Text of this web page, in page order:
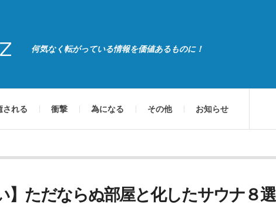
何気なく転がっている情報を価値あるものに！
される 衝撃 為になる その他 お知らせ
】ただならぬ部屋と化したサウナ８選